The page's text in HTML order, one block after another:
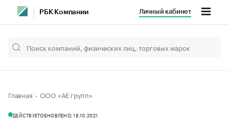
РБК Компании Личный кабинет
Главная ООО «АЕ групп»
ДЕЙСТВУЕТОБНОВЛЕНО, 18.10.2021